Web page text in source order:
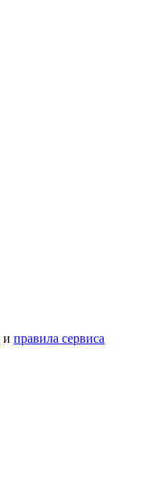
и правила сервиса